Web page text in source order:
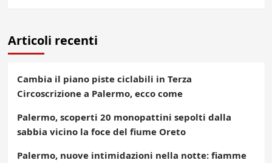
Articoli recenti
Cambia il piano piste ciclabili in Terza
Circoscrizione a Palermo, ecco come
Palermo, scoperti 20 monopattini sepolti dalla
sabbia vicino la foce del fiume Oreto
Palermo, nuove intimidazioni nella notte: fiamme